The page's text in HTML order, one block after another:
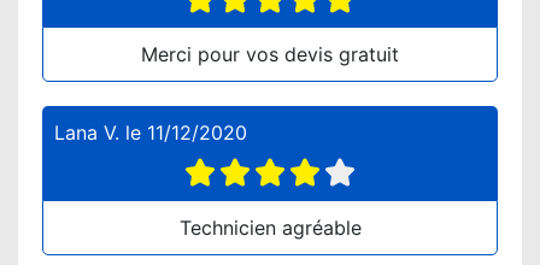
Merci pour vos devis gratuit
Lana V. le 11/12/2020
Technicien agréable